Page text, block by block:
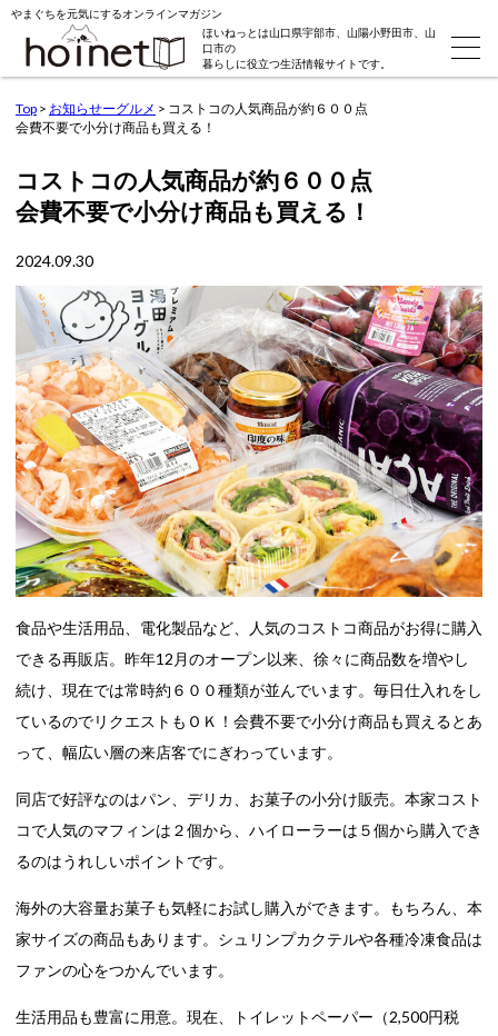
やまぐちを元気にするオンラインマガジン
ほいねっとは山口県宇部市、山陽小野田市、山
口市の
暮らしに役立つ生活情報サイトです。
Top > お知らせーグルメ > コストコの人気商品が約６００点
会費不要で小分け商品も買える！
コストコの人気商品が約６００点
会費不要で小分け商品も買える！
2024.09.30
食品や生活用品、電化製品など、人気のコストコ商品がお得に購入
できる再販店。昨年12月のオープン以来、徐々に商品数を増やし
続け、現在では常時約６００種類が並んでいます。毎日仕入れをし
ているのでリクエストもＯＫ！会費不要で小分け商品も買えるとあ
って、幅広い層の来店客でにぎわっています。
同店で好評なのはパン、デリカ、お菓子の小分け販売。本家コスト
コで人気のマフィンは２個から、ハイローラーは５個から購入でき
るのはうれしいポイントです。
海外の大容量お菓子も気軽にお試し購入ができます。もちろん、本
家サイズの商品もあります。シュリンプカクテルや各種冷凍食品は
ファンの心をつかんでいます。
生活用品も豊富に用意。現在、トイレットペーパー（2,500円税